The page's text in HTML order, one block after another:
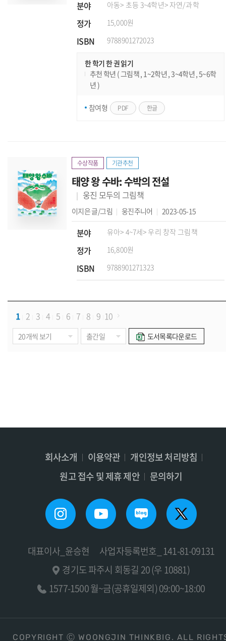
분야 아동> 초등 3~4학년> 자연/과학
정가 15,000원
ISBN 9788901272023
한 학기 한 권 읽기
추천 학년 ( 그림책 , 1~2학년 , 3~4학년 , 5~6학
년 )
참여형 PDF 한글
수상작품 기관추천
태양 왕 수바: 수박의 전설
웅진 모두의 그림책
이지은글/그림 웅진주니어 2023-05-15
분야 유아> 4~7세> 우리 창작 그림책
정가 16,800원
ISBN 9788901271323
1 2 3 4 5 6 7 8 9 10
도서목록다운로드
회사소개 이용약관
개인정보 처리방침
원고 접수 및 제휴 제안
문의하기
대표이사_윤승현
사업자등록번호_ 141-81-09131
경기도 파주시 회동길 20 (우 10881)
1577-1500 월~금(공휴일제외) 09:00~18:00
COPYRIGHT Ⓒ WOONGJIN THINKBIG. ALL